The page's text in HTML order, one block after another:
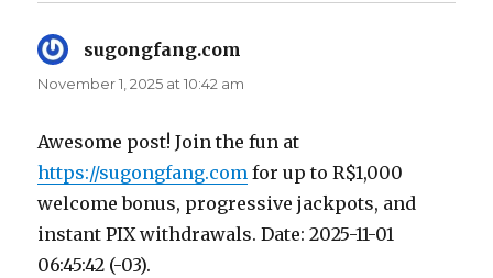
sugongfang.com
November 1, 2025 at 10:42 am
Awesome post! Join the fun at
https://sugongfang.com for up to R$1,000
welcome bonus, progressive jackpots, and
instant PIX withdrawals. Date: 2025-11-01
06:45:42 (-03).